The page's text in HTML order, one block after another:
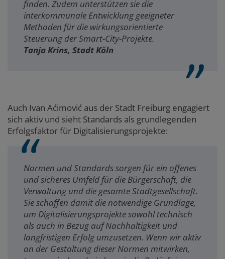
finden. Zudem unterstützen sie die
interkommunale Entwicklung geeigneter
Methoden für die wirkungsorientierte
Steuerung der Smart-City-Projekte.
Tanja Krins, Stadt Köln
Auch Ivan Aćimović aus der Stadt Freiburg engagiert
sich aktiv und sieht Standards als grundlegenden
Erfolgsfaktor für Digitalisierungsprojekte:
Normen und Standards sorgen für ein offenes
und sicheres Umfeld für die Bürgerschaft, die
Verwaltung und die gesamte Stadtgesellschaft.
Sie schaffen damit die notwendige Grundlage,
um Digitalisierungsprojekte sowohl technisch
als auch in Bezug auf Nachhaltigkeit und
langfristigen Erfolg umzusetzen. Wenn wir aktiv
an der Gestaltung dieser Normen mitwirken,